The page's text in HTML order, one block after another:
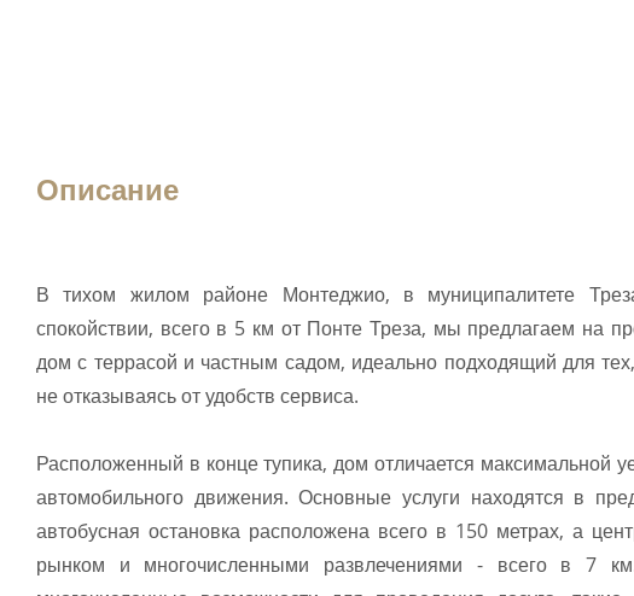
Описание
В тихом жилом районе Монтеджио, в муниципалитете
спокойствии, всего в 5 км от Понте Треза, мы предлагаем на
дом с террасой и частным садом, идеально подходящий для
не отказываясь от удобств сервиса.
Расположенный в конце тупика, дом отличается максимальной
автомобильного движения. Основные услуги находятся в
автобусная остановка расположена всего в 150 метрах, а
рынком и многочисленными развлечениями - всего в 7